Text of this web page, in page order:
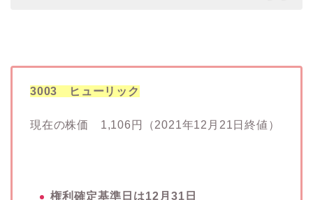
3003 ヒューリック
現在の株価 1,106円（2021年12月21日終値）
権利確定基準日は12月31日